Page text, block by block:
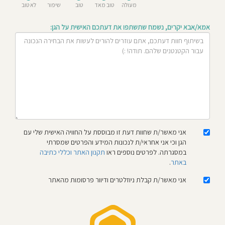
מעולה טוב מאד טוב
שיפור
לא טוב
אמא/אבא יקרים, נשמח שתשתפו את דעתכם האישית על הגן:
אני מאשר/ת שחוות דעת זו מבוססת על החוויה האישית שלי עם
הגן וכי אני אחראי/ת לנכונות המידע והפרטים שמסרתי
במסגרתה. לפרטים נוספים ראו תקנון האתר וכללי כתיבה
באתר.
אני מאשר/ת קבלת ניוזלטרים ודיוור פרסומות מהאתר